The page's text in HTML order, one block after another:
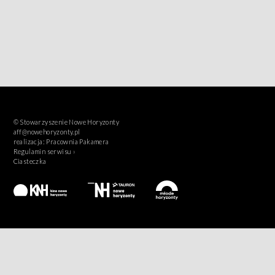
© Stowarzyszenie Nowe Horyzonty
aff@nowehoryzonty.pl
realizacja: Pracownia Pakamera
Regulamin serwisu ›
Ciasteczka